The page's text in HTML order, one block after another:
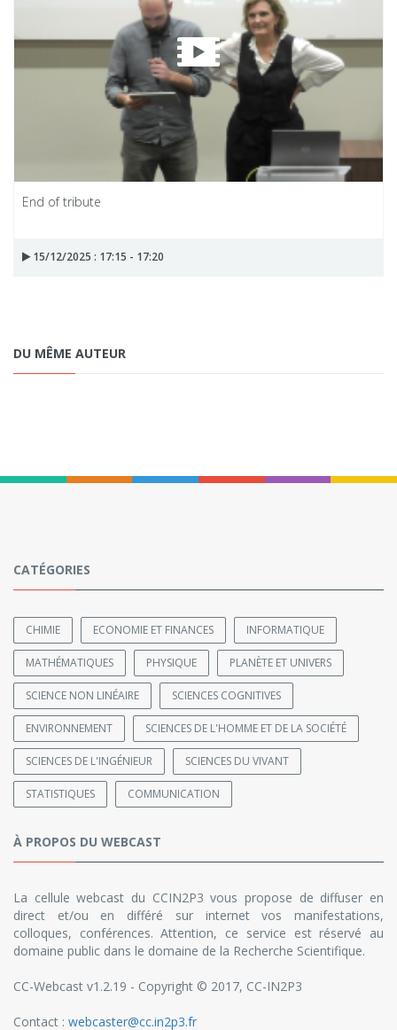
End of tribute
15/12/2025 : 17:15 - 17:20
DU MÊME AUTEUR
CATÉGORIES
CHIMIE ECONOMIE ET FINANCES INFORMATIQUE
MATHÉMATIQUES PHYSIQUE PLANÈTE ET UNIVERS
SCIENCE NON LINÉAIRE SCIENCES COGNITIVES
ENVIRONNEMENT SCIENCES DE L'HOMME ET DE LA SOCIÉTÉ
SCIENCES DE L'INGÉNIEUR SCIENCES DU VIVANT
STATISTIQUES COMMUNICATION
À PROPOS DU WEBCAST
La cellule webcast du CCIN2P3 vous propose de diffuser en
direct et/ou en différé sur internet vos manifestations,
colloques, conférences. Attention, ce service est réservé au
domaine public dans le domaine de la Recherche Scientifique.
CC-Webcast v1.2.19 - Copyright © 2017, CC-IN2P3
Contact : webcaster@cc.in2p3.fr